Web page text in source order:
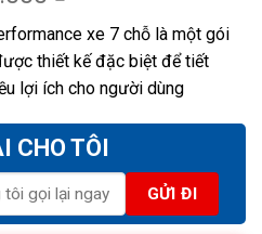
xe 7 chỗ là một gói
thiết kế đặc biệt để tiết
lợi ích cho người dùng
CHO TÔI